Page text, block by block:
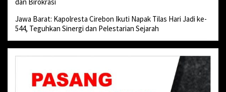
Jawa Barat: Kapolresta Cirebon Ikuti Napak Tilas Hari Jadi ke-
544, Teguhkan Sinergi dan Pelestarian Sejarah